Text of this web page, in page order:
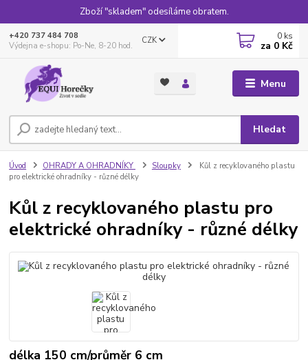
Zboží "skladem" odesíláme obratem.
Menu
CZK
Hledat
+420 737 484 708
Výdejna e-shopu: Po-Ne, 8-20 hod.
0 ks
za 0 Kč
Úvod OHRADY A OHRADNÍKY Sloupky
Kůl z recyklovaného plastu
pro elektrické ohradníky - různé délky
Kůl z recyklovaného plastu pro
elektrické ohradníky - různé délky
délka 150 cm/průměr 6 cm